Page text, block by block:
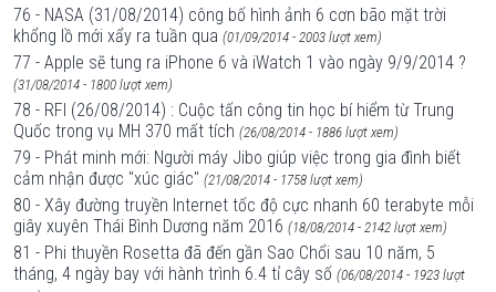
76 - NASA (31/08/2014) công bố hình ảnh 6 cơn bão mặt trời
khổng lồ mới xẩy ra tuần qua (01/09/2014 - 2003 lượt xem)
77 - Apple sẽ tung ra iPhone 6 và iWatch 1 vào ngày 9/9/2014 ?
(31/08/2014 - 1800 lượt xem)
78 - RFI (26/08/2014) : Cuộc tấn công tin học bí hiểm từ Trung
Quốc trong vụ MH 370 mất tích (26/08/2014 - 1886 lượt xem)
79 - Phát minh mới: Người máy Jibo giúp việc trong gia đình biết
cảm nhận được "xúc giác" (21/08/2014 - 1758 lượt xem)
80 - Xây đường truyền Internet tốc độ cực nhanh 60 terabyte mỗi
giây xuyên Thái Bình Dương năm 2016 (18/08/2014 - 2142 lượt xem)
81 - Phi thuyền Rosetta đã đến gần Sao Chổi sau 10 năm, 5
tháng, 4 ngày bay với hành trình 6.4 tỉ cây số (06/08/2014 - 1923 lượt